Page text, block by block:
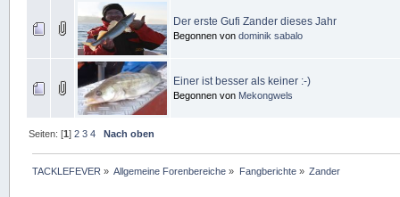
Der erste Gufi Zander dieses Jahr
Begonnen von dominik sabalo
Einer ist besser als keiner :-)
Begonnen von Mekongwels
Seiten: [1]2 3 4 Nach oben
TACKLEFEVER » Allgemeine Forenbereiche » Fangberichte» Zander